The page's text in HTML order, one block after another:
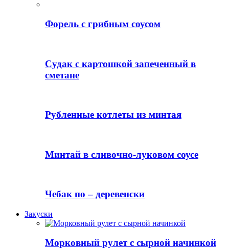
Форель с грибным соусом
Судак с картошкой запеченный в
сметане
Рубленные котлеты из минтая
Минтай в сливочно-луковом соусе
Чебак по – деревенски
Закуски
Морковный рулет с сырной начинкой